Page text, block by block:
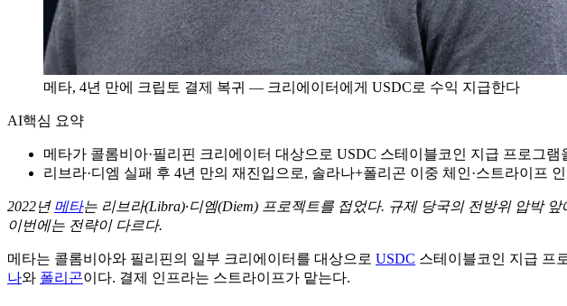
메타, 4년 만에 크립토 결제 복귀 — 크리에이터에게 USDC로 수익 지급한다
AI핵심 요약
메타가 콜롬비아·필리핀 크리에이터 대상으로 USDC 스테이블코인 지급 프로그램
리브라·디엠 실패 후 4년 만의 재진입으로, 솔라나+폴리곤 이중 체인·스트라이프
2022년 메타는 리브라(Libra)·디엠(Diem) 프로젝트를 접었다. 규제 당국의 전방위 압박
이번에는 전략이 다르다.
메타는 콜롬비아와 필리핀의 일부 크리에이터를 대상으로 USDC 스테이블코인 지급 프
나와 폴리곤이다. 결제 인프라는 스트라이프가 맡는다.